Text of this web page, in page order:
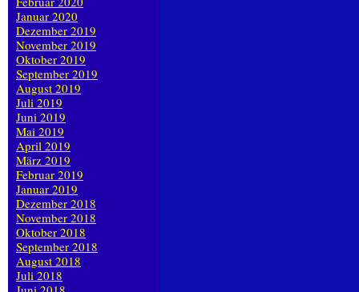
Januar 2020
Dezember 2019
November 2019
Oktober 2019
September 2019
August 2019
Juli 2019
Juni 2019
Mai 2019
April 2019
März 2019
Februar 2019
Januar 2019
Dezember 2018
November 2018
Oktober 2018
September 2018
August 2018
Juli 2018